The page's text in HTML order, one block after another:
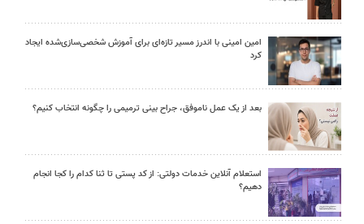
امین امینی با اندرز مسیر تازه‌ای برای آموزش شخصی‌سازی‌شده ایجاد
کرد
بعد از یک عمل ناموفق، جراح بینی ترمیمی را چگونه انتخاب کنیم؟
استعلام آنلاین خدمات دولتی: از کد پستی تا ثنا کدام را کجا انجام
دهیم؟